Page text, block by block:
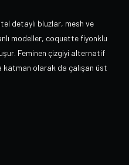
detaylı bluzlar, mesh ve
modeller, coquette fiyonklu
Feminen çizgiyi alternatif
olarak da çalışan üst